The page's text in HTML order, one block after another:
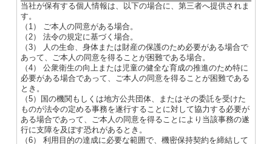
当社が保有する個人情報は、以下の場合に、第三者へ提供されま
す。
（1） ご本人の同意がある場合。
（2） 法令の規定に基づく場合。
（3） 人の生命、身体または財産の保護のため必要がある場合で
あって、ご本人の同意を得ることが困難である場合。
（4） 公衆衛生の向上または児童の健全な育成の推進のため特に
必要がある場合であって、ご本人の同意を得ることが困難である
とき。
（5）国の機関もしくは地方公共団体、またはその委託を受けた
ものが法令の定める事務を遂行することに対して協力する必要が
ある場合であって、ご本人の同意を得ることにより当該事務の遂
行に支障を及ぼす恐れがあるとき。
（6） 利用目的の達成に必要な範囲で、機密保持契約を締結して